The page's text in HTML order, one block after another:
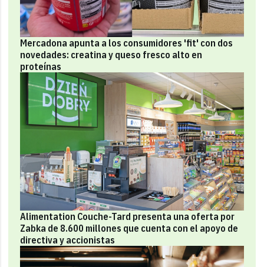
Mercadona apunta a los consumidores 'fit' con dos
novedades: creatina y queso fresco alto en
proteínas
Alimentation Couche-Tard presenta una oferta por
Zabka de 8.600 millones que cuenta con el apoyo de
directiva y accionistas